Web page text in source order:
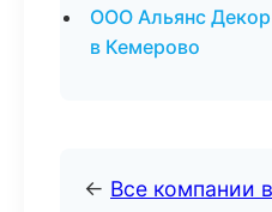
ООО Альянс Декор
в Кемерово
← Все компании